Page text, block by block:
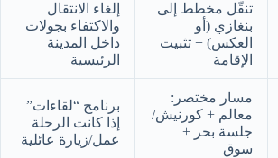
تنقّل مخطط إلى
بنغازي (أو
العكس) + تثبيت
الإقامة
إلغاء الانتقال
والاكتفاء بجولات
داخل المدينة
الرئيسية
مسار مختصر:
معالم + كورنيش/
جلسة بحر +
سوق
برنامج “لقاءات”
إذا كانت الرحلة
عمل/زيارة عائلية